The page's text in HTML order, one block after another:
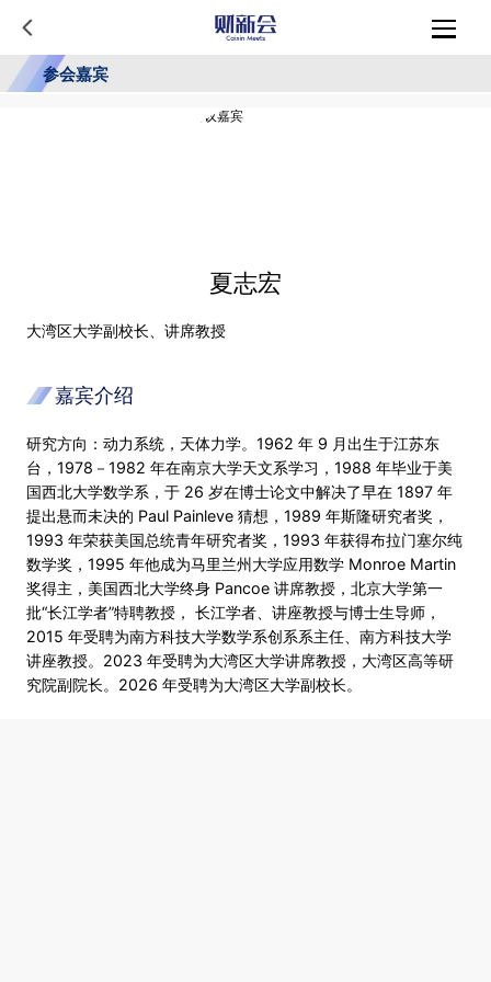
参会嘉宾
夏志宏
大湾区大学副校长、讲席教授
嘉宾介绍
研究方向：动力系统，天体力学。1962 年 9 月出生于江苏东
台，1978－1982 年在南京大学天文系学习，1988 年毕业于美
国西北大学数学系，于 26 岁在博士论文中解决了早在 1897 年
提出悬而未决的 Paul Painleve 猜想，1989 年斯隆研究者奖，
1993 年荣获美国总统青年研究者奖，1993 年获得布拉门塞尔纯
数学奖，1995 年他成为马里兰州大学应用数学 Monroe Martin
奖得主，美国西北大学终身 Pancoe 讲席教授，北京大学第一
批“长江学者”特聘教授， 长江学者、讲座教授与博士生导师，
2015 年受聘为南方科技大学数学系创系系主任、南方科技大学
讲座教授。2023 年受聘为大湾区大学讲席教授，大湾区高等研
究院副院长。2026 年受聘为大湾区大学副校长。